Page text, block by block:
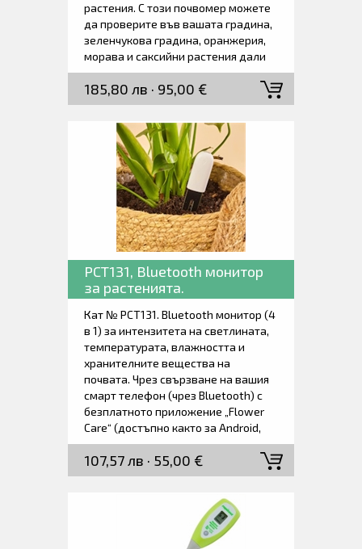
растения. С този почвомер можете
да проверите във вашата градина,
зеленчукова градина, оранжерия,
морава и саксийни растения дали
почвата е подходяща за дадено
растение. Използвайте този рН
влагомер на почвата, за да
измервате условията за
отглеждане на всички видове
растения на закрито и на открито.
185,80 лв · 95,00 €
PCT131, Bluetooth монитор
за растенията.
Кат № PCT131. Bluetooth монитор (4
в 1) за интензитета на светлината,
температурата, влажността и
хранителните вещества на
почвата. Чрез свързване на вашия
смарт телефон (чрез Bluetooth) с
безплатното приложение „Flower
Care“ (достъпно както за Android,
така и за iOS) към 4 в 1 Bluetooth
Plant Care Monitor този сензор ще
следи постоянно степента на
слънчева светлина в реално време.
База данни за растенията с над 5
000 растения, налична функция за
107,57 лв · 55,00 €